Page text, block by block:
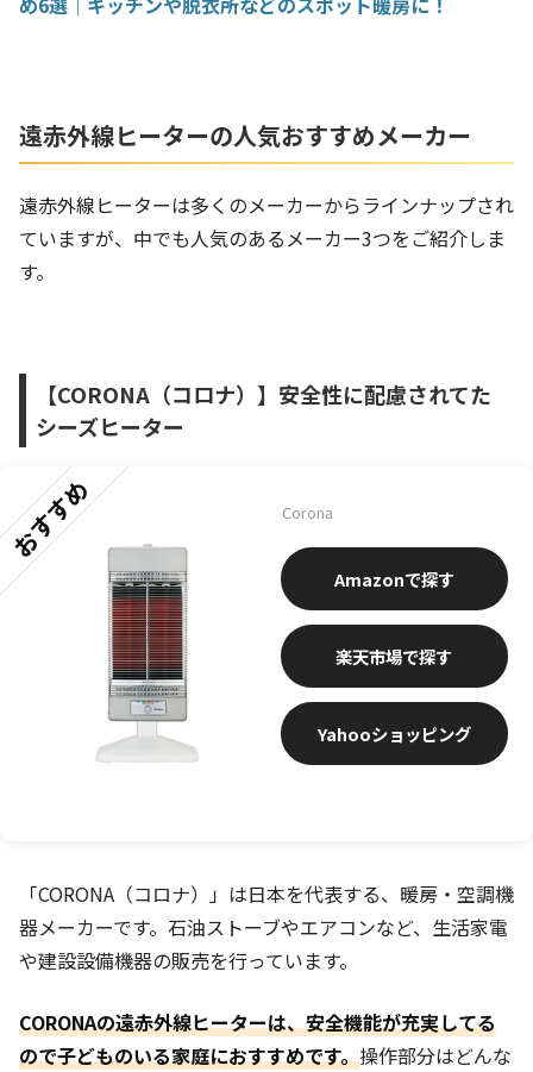
遠赤外線ヒーターの人気おすすめメーカー
遠赤外線ヒーターは多くのメーカーからラインナップされ
ていますが、中でも人気のあるメーカー3つをご紹介しま
す。
【CORONA（コロナ）】安全性に配慮されてた
シーズヒーター
おすすめ Corona
楽天市場
Amazon
Yahooショッピング
「CORONA（コロナ）」は日本を代表する、暖房・空調機
器メーカーです。石油ストーブやエアコンなど、生活家電
や建設設備機器の販売を行っています。
CORONAの遠赤外線ヒーターは、安全機能が充実してる
ので子どものいる家庭におすすめです。操作部分はどんな